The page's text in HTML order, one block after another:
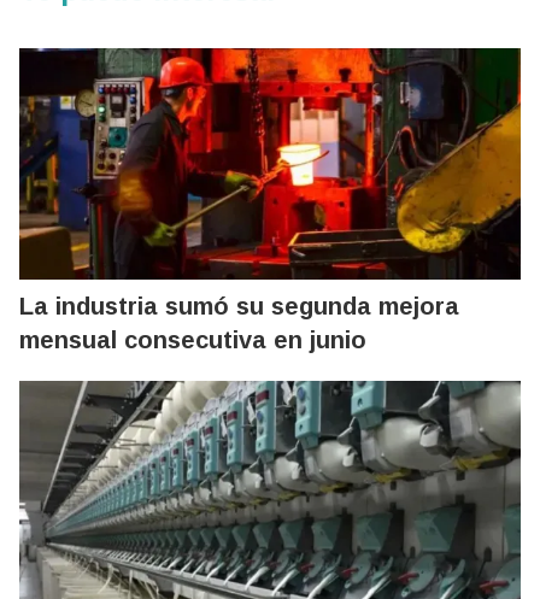
La industria sumó su segunda mejora
mensual consecutiva en junio